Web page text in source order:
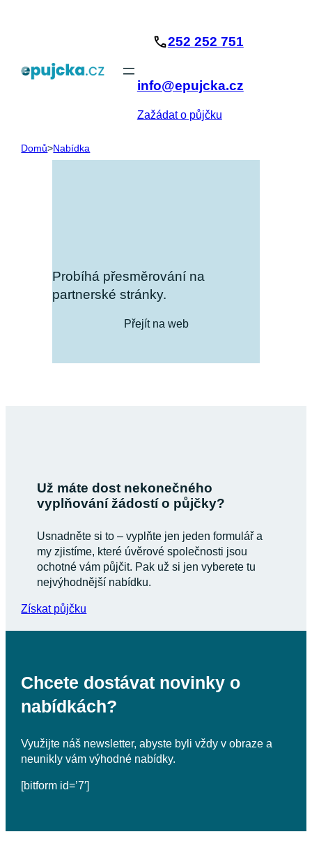
252 252 751
info@epujcka.cz
Zažádat o půjčku
Domů>Nabídka
Probíhá přesměrování na
partnerské stránky.
Přejít na web
Už máte dost nekonečného
vyplňování žádostí o půjčky?
Usnadněte si to – vyplňte jen jeden formulář a
my zjistíme, které úvěrové společnosti jsou
ochotné vám půjčit. Pak už si jen vyberete tu
nejvýhodnější nabídku.
Získat půjčku
Chcete dostávat novinky o
nabídkách?
Využijte náš newsletter, abyste byli vždy v obraze a
neunikly vám výhodné nabídky.
[bitform id=’7′]